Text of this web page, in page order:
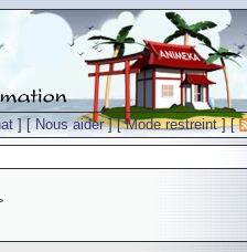
] [Nous aider] [Mode restreint] [